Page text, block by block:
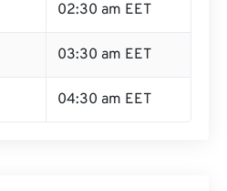
02:30 am EET
03:30 am EET
04:30 am EET